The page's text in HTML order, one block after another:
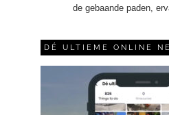
de gebaande paden,
DÉ ULTIEME ONLINE